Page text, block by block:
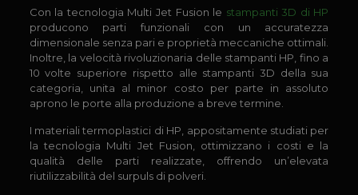
Con la tecnologia Multi Jet Fusion le stampanti 3D di HP
producono parti funzionali con un accuratezza
dimensionale senza pari e proprietà meccaniche ottimali.
Inoltre, la velocità rivoluzionaria delle stampanti HP, fino a
10 volte superiore rispetto alle stampanti 3D della sua
categoria, unita al minor costo per parte in assoluto
aprono le porte alla produzione a breve termine.
I materiali termoplastici di HP, appositamente studiati per
la tecnologia Multi Jet Fusion, ottimizzano i costi e la
qualità delle parti realizzate, offrendo un’elevata
riutilizzabilità del surpuls di polveri.